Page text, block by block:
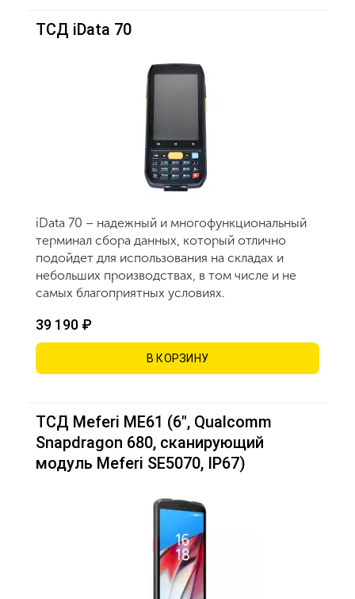
ТСД iData 70
iData 70 – надежный и многофункциональный
терминал сбора данных, который отлично
подойдет для использования на складах и
небольших производствах, в том числе и не
самых благоприятных условиях.
39 190 ₽
В КОРЗИНУ
ТСД Meferi ME61 (6", Qualcomm
Snapdragon 680, сканирующий
модуль Meferi SE5070, IP67)